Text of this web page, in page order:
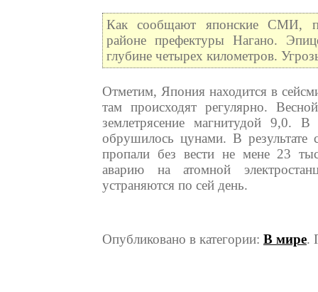
Как сообщают японские СМИ,
районе префектуры Нагано.
глубине четырех километров.
Отметим, Япония находится в
там происходят регулярно.
землетрясение магнитудой 9,0.
обрушилось цунами. В результате
пропали без вести не мене 23
аварию на атомной
устраняются по сей день.
Опубликовано в категории: В мире.